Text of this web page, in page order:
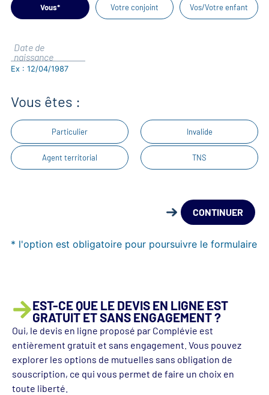
Vous* Votre conjoint Vos/Votre enfant
Date de
naissance
Ex : 12/04/1987
Vous êtes :
Particulier Invalide
Agent territorial TNS
CONTINUER
* l'option est obligatoire pour poursuivre le formulaire
EST-CE QUE LE DEVIS EN LIGNE EST
GRATUIT ET SANS ENGAGEMENT ?
Oui, le devis en ligne proposé par Complévie est
entièrement gratuit et sans engagement. Vous pouvez
explorer les options de mutuelles sans obligation de
souscription, ce qui vous permet de faire un choix en
toute liberté.